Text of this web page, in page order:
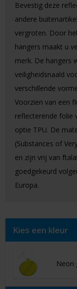
Bevestig deze
andere
vergroten. Door
hangers maakt u
merk. De hangers
veiligheidsnaald
verschillende
Voorzien van een
reflecterende folie
optie TPU. De
(Substances of
en zijn vrij van
goedgekeurd
Europa.
Kies een kleur
Neon